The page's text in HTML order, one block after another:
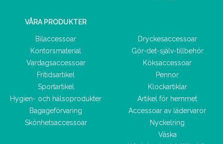
VÅRA PRODUKTER
Bilaccessoar
Kontorsmaterial
Vardagsaccessoar
Fritidsartikel
Sportartikel
Hygien- och hälsoprodukter
Bagageförvaring
Skönhetsaccessoar
Dryckesaccessoar
Gör-det-själv-tillbehör
Köksaccessoar
Pennor
Klockartiklar
Artikel för hemmet
Accessoar av lädervaror
Nyckelring
Väska